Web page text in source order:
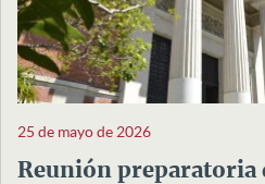
25 de mayo de 2026
Reunión preparatoria